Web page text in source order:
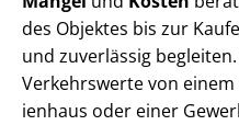
des Objektes bis zur
und zuverlässig
Verkehrswerte von
i­en­haus oder einer